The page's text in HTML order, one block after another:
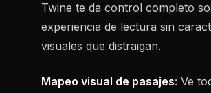
Twine te da control completo
experiencia de lectura sin
visuales que distraigan.
Mapeo visual de pasajes: Ve